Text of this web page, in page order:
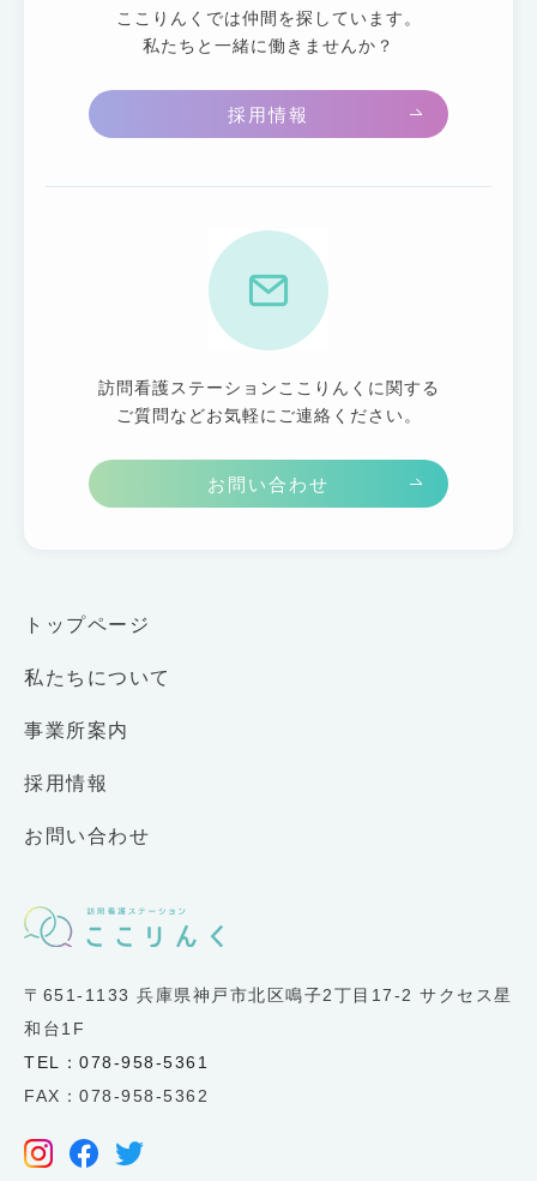
ここりんくでは仲間を探しています。
私たちと一緒に働きませんか？
採用情報
訪問看護ステーションここりんくに関する
ご質問などお気軽にご連絡ください。
お問い合わせ
〒651-1133 兵庫県神戸市北区鳴子2丁目17-2 サクセス星
和台1F
TEL：078-958-5361
FAX：078-958-5362
トップページ
私たちについて
事業所案内
採用情報
お問い合わせ